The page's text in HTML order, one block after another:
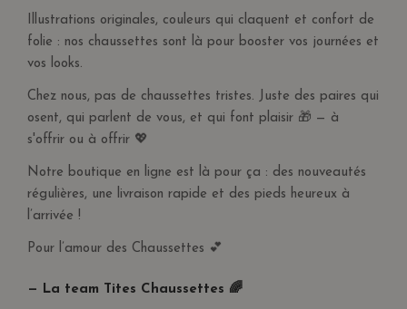
Illustrations originales, couleurs qui claquent et confort de
folie : nos chaussettes sont là pour booster vos journées et
vos looks.
Chez nous, pas de chaussettes tristes. Juste des paires qui
osent, qui parlent de vous, et qui font plaisir 🎁 — à
s'offrir ou à offrir 💖
Notre boutique en ligne est là pour ça : des nouveautés
régulières, une livraison rapide et des pieds heureux à
l’arrivée !
Pour l’amour des Chaussettes 💕
— La team Tites Chaussettes 🌈